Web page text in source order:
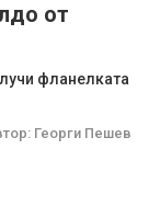
от
фланелката
Георги Пешев